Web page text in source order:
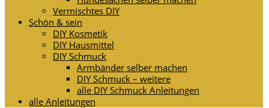
Vermischtes DIY
Schön & sein
DIY Kosmetik
DIY Hausmittel
DIY Schmuck
Armbänder selber machen
DIY Schmuck – weitere
alle DIY Schmuck Anleitungen
alle Anleitungen